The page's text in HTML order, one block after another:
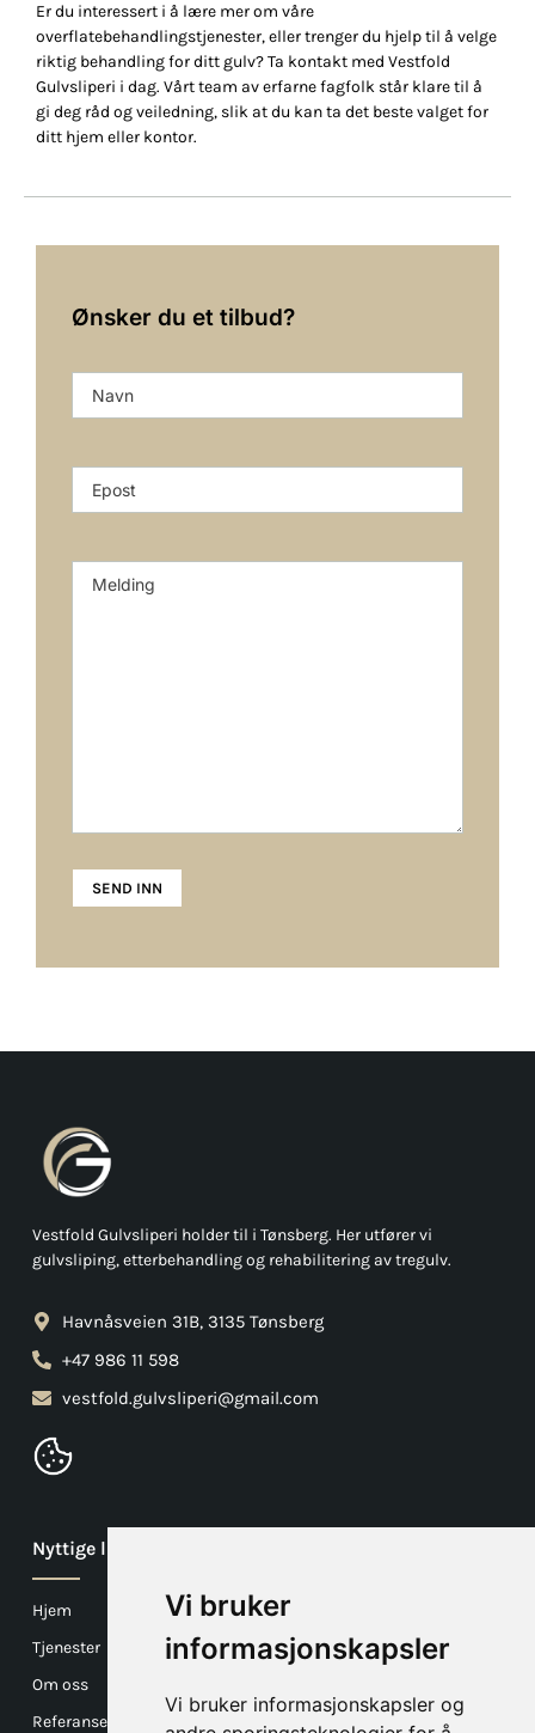
Vi bruker
informasjonskapsler
Vi bruker informasjonskapsler og
Er du interessert i å lære mer om våre
overflatebehandlingstjenester, eller trenger du hjelp til å velge
riktig behandling for ditt gulv? Ta kontakt med Vestfold
Gulvsliperi i dag. Vårt team av erfarne fagfolk står klare til å
gi deg råd og veiledning, slik at du kan ta det beste valget for
ditt hjem eller kontor.
Ønsker du et tilbud?
post*
Vestfold Gulvsliperi holder til i Tønsberg. Her utfører vi
gulvsliping, etterbehandling og rehabilitering av tregulv.
Havnåsveien 31B, 3135 Tønsberg
+47 986 11 598
vestfold.gulvsliperi@gmail.com
Nyttige linker
Hjem
Tjenester
Om oss
Referanser